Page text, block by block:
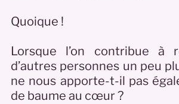
Quoique !
Lorsque l’on contribue à
d’autres personnes un peu
ne nous apporte-t-il pas
de baume au cœur ?